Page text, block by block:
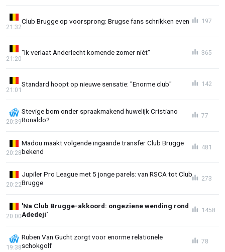
Club Brugge op voorsprong: Brugse fans schrikken even
21:32
197
"Ik verlaat Anderlecht komende zomer niét"
21:20
365
Standard hoopt op nieuwe sensatie: "Enorme club"
21:01
142
Stevige bom onder spraakmakend huwelijk Cristiano
Ronaldo?
20:39
77
Madou maakt volgende ingaande transfer Club Brugge
bekend
20:28
481
Jupiler Pro League met 5 jonge parels: van RSCA tot Club
Brugge
20:22
273
'Na Club Brugge-akkoord: ongeziene wending rond
Adedeji'
20:00
1458
Ruben Van Gucht zorgt voor enorme relationele
schokgolf
19:38
78